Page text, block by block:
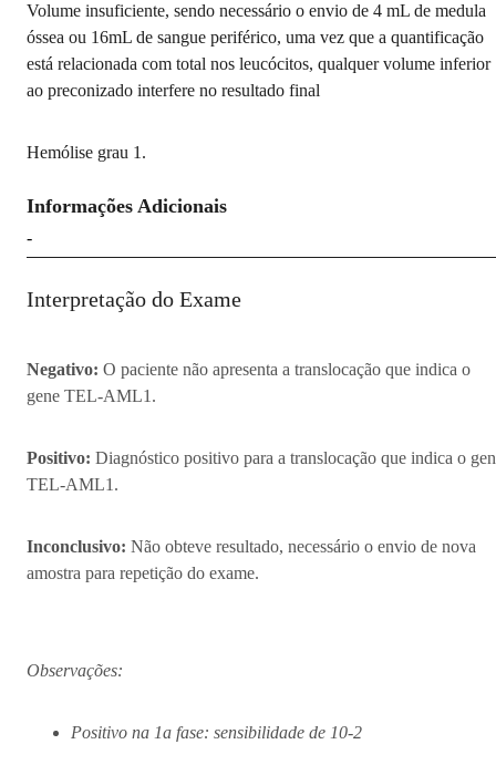
Volume insuficiente, sendo necessário o envio de 4 mL de medula
óssea ou 16mL de sangue periférico, uma vez que a quantificação
está relacionada com total nos leucócitos, qualquer volume inferior
ao preconizado interfere no resultado final
Hemólise grau 1.
Informações Adicionais
-
Interpretação do Exame
Negativo: O paciente não apresenta a translocação que indica o
gene TEL-AML1.
Positivo: Diagnóstico positivo para a translocação que indica o
TEL-AML1.
Inconclusivo: Não obteve resultado, necessário o envio de nova
amostra para repetição do exame.
Observações:
Positivo na 1a fase: sensibilidade de 10-2